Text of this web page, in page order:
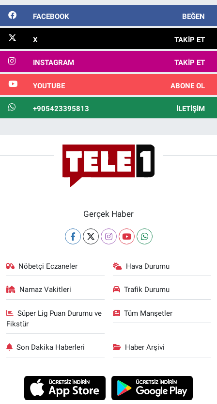
FACEBOOK BEĞEN
X TAKIP ET
INSTAGRAM TAKIP ET
YOUTUBE ABONE OL
+905423395813 İLETIŞIM
Gerçek Haber
Nöbetçi Eczaneler Hava Durumu
Namaz Vakitleri Trafik Durumu
Süper Lig Puan Durumu ve
Fikstür
Tüm Manşetler
Son Dakika Haberleri Haber Arşivi